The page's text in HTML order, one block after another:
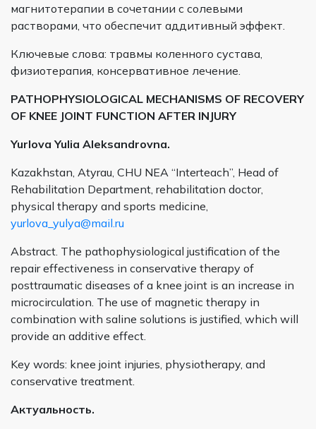
магнитотерапии в сочетании с солевыми
растворами, что обеспечит аддитивный эффект.
Ключевые слова: травмы коленного сустава,
физиотерапия, консервативное лечение.
PATHOPHYSIOLOGICAL MECHANISMS OF RECOVERY
OF KNEE JOINT FUNCTION AFTER INJURY
Yurlova Yulia Aleksandrovna.
Kazakhstan, Atyrau, CHU NEA “Interteach”, Head of
Rehabilitation Department, rehabilitation doctor,
physical therapy and sports medicine,
yurlova_yulya@mail.ru
Abstract. The pathophysiological justification of the
repair effectiveness in conservative therapy of
posttraumatic diseases of a knee joint is an increase in
microcirculation. The use of magnetic therapy in
combination with saline solutions is justified, which will
provide an additive effect.
Key words: knee joint injuries, physiotherapy, and
conservative treatment.
Актуальность.